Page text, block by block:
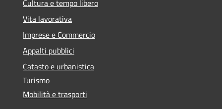
Cultura e tempo libero
Vita lavorativa
Imprese e Commercio
Appalti pubblici
Catasto e urbanistica
Turismo
Mobilità e trasporti